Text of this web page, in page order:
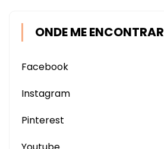
ONDE ME ENCONTRAR
Facebook
Instagram
Pinterest